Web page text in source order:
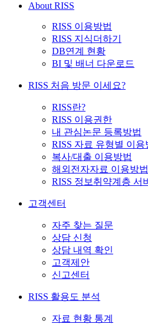
About RISS
RISS 이용방법
RISS 지식더하기
DB연계 현황
BI 및 배너 다운로드
RISS 처음 방문 이세요?
RISS란?
RISS 이용권한
내 관심논문 등록방법
RISS 자료 유형별 이용
복사/대출 이용방법
해외전자자료 이용방법
RISS 정보취약계층 서
고객센터
자주 찾는 질문
상담 신청
상담 내역 확인
고객제안
신고센터
RISS 활용도 분석
자료 현황 통계